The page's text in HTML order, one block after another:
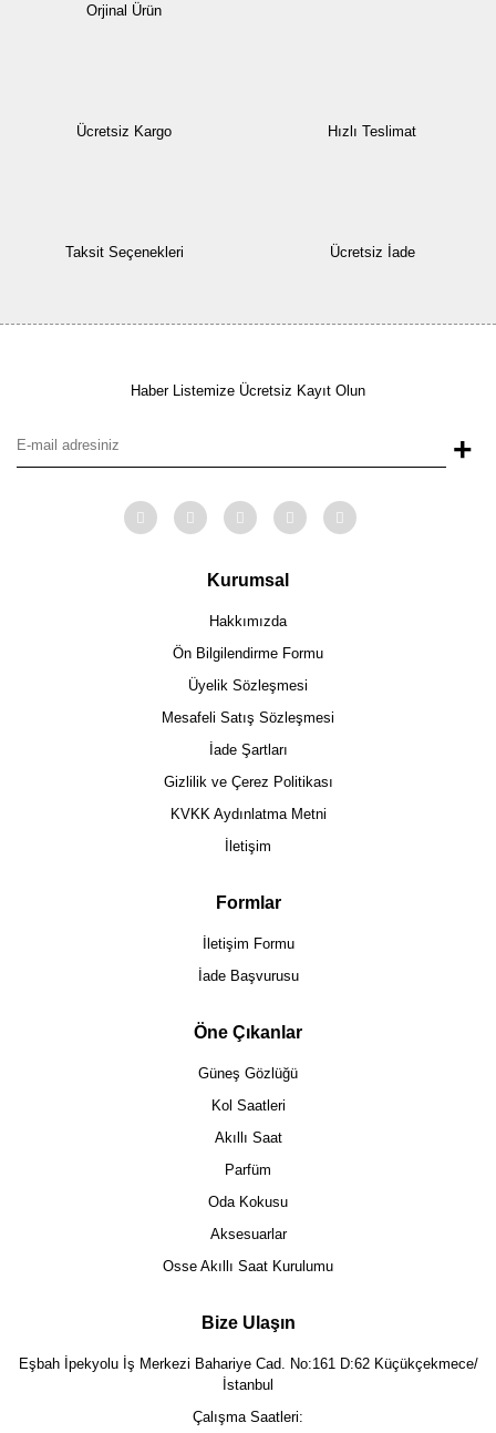
Orjinal Ürün
Ücretsiz Kargo Hızlı Teslimat
Taksit Seçenekleri Ücretsiz İade
Haber Listemize Ücretsiz Kayıt Olun
+
Kurumsal
Hakkımızda
Ön Bilgilendirme Formu
Üyelik Sözleşmesi
Mesafeli Satış Sözleşmesi
İade Şartları
Gizlilik ve Çerez Politikası
KVKK Aydınlatma Metni
İletişim
Formlar
İletişim Formu
İade Başvurusu
Öne Çıkanlar
Güneş Gözlüğü
Kol Saatleri
Akıllı Saat
Parfüm
Oda Kokusu
Aksesuarlar
Osse Akıllı Saat Kurulumu
Bize Ulaşın
Eşbah İpekyolu İş Merkezi Bahariye Cad. No:161 D:62 Küçükçekmece/
İstanbul
Çalışma Saatleri: